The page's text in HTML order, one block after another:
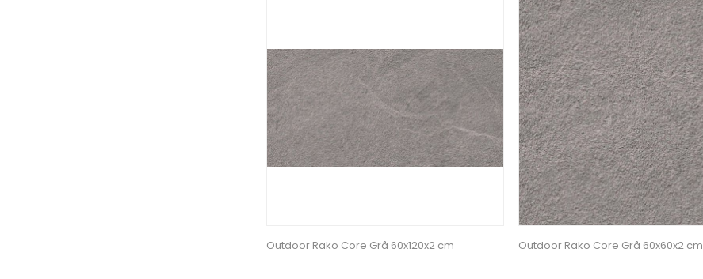
Outdoor Rako Core Grå 60x120x2 cm Outdoor Rako Core Grå 60x60x2 cm